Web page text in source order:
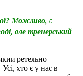
Можливо, є
але тренерський
ретельно
Усі, хто є у нас в